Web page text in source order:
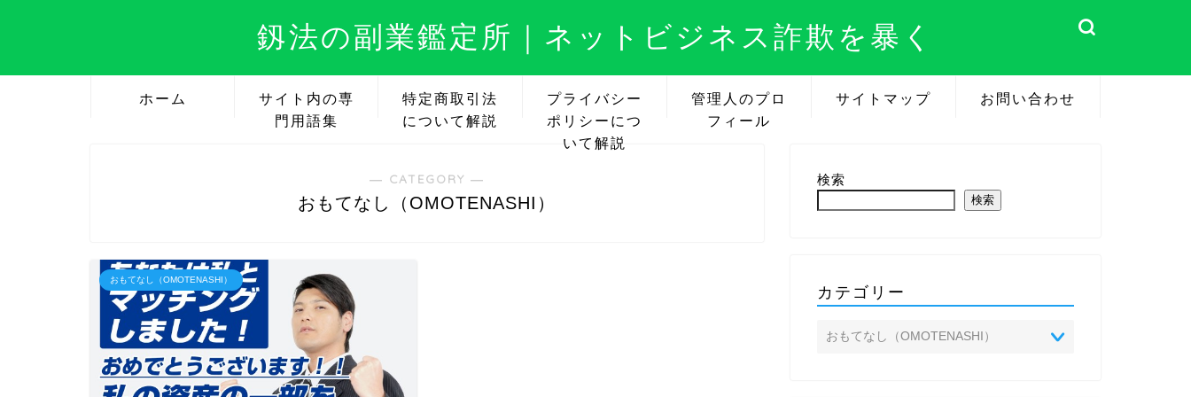
釼法の副業鑑定所｜ネットビジネス詐欺を暴く
ホーム
サイト内の専
門用語集
特定商取引法
について解説
プライバシー
ポリシーにつ
いて解説
管理人のプロ
フィール
サイトマップ お問い合わせ
― CATEGORY ―
おもてなし（OMOTENASHI）
おもてなし（OMOTENASHI）
検索
検索
カテゴリー